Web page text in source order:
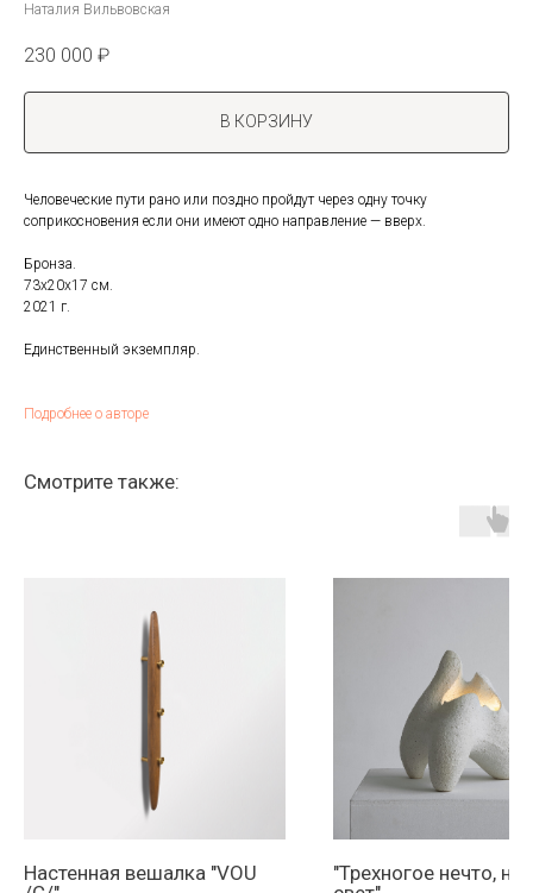
Наталия Вильвовская
230 000 ₽
В КОРЗИНУ
Человеческие пути рано или поздно пройдут через одну точку
соприкосновения если они имеют одно направление — вверх.
Бронза.
73х20х17 см.
2021 г.
Единственный экземпляр.
Подробнее о авторе
Смотрите также:
Настенная вешалка "VOU
"Трехногое нечто,